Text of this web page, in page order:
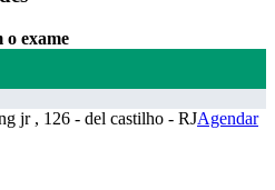
o exame
jr , 126 - del castilho - RJAgendar